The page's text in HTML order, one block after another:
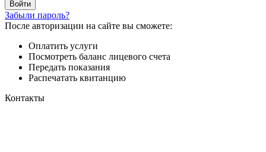
Забыли пароль?
После авторизации на сайте вы сможете:
Оплатить услуги
Посмотреть баланс лицевого счета
Передать показания
Распечатать квитанцию
Контакты